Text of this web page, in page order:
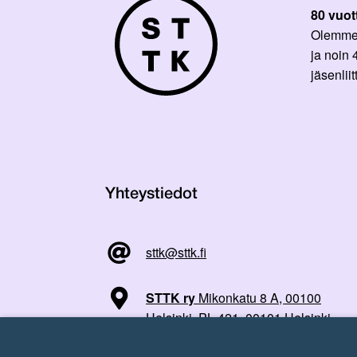
80
ja noin
Yhteystiedot
sttk@sttk.fi
STTK ry Mikonkatu 8 A, 00100
Helsinki, PL 421, 00101 Helsinki